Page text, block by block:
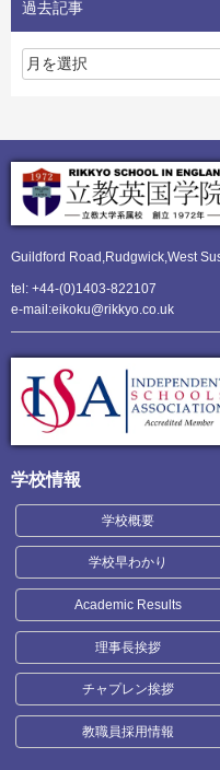
過去記事
Guildford Road,Rudgwick,West
tel: +44-(0)1403-822107
e-mail:eikoku@rikkyo.co.uk
学校情報
学校概要
学校早わかり
Academic Results
理事長挨拶
チャプレン挨拶
教職員採用情報